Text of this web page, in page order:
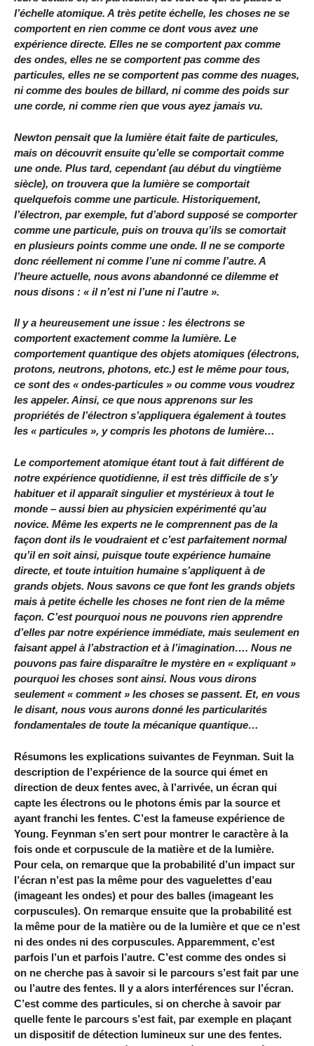
l’échelle atomique. A très petite échelle, les choses ne se
comportent en rien comme ce dont vous avez une
expérience directe. Elles ne se comportent pax comme
des ondes, elles ne se comportent pas comme des
particules, elles ne se comportent pas comme des nuages,
ni comme des boules de billard, ni comme des poids sur
une corde, ni comme rien que vous ayez jamais vu.
Newton pensait que la lumière était faite de particules,
mais on découvrit ensuite qu’elle se comportait comme
une onde. Plus tard, cependant (au début du vingtième
siècle), on trouvera que la lumière se comportait
quelquefois comme une particule. Historiquement,
l’électron, par exemple, fut d’abord supposé se comporter
comme une particule, puis on trouva qu’ils se comortait
en plusieurs points comme une onde. Il ne se comporte
donc réellement ni comme l’une ni comme l’autre. A
l’heure actuelle, nous avons abandonné ce dilemme et
nous disons : « il n’est ni l’une ni l’autre ».
Il y a heureusement une issue : les électrons se
comportent exactement comme la lumière. Le
comportement quantique des objets atomiques (électrons,
protons, neutrons, photons, etc.) est le même pour tous,
ce sont des « ondes-particules » ou comme vous voudrez
les appeler. Ainsi, ce que nous apprenons sur les
propriétés de l’électron s’appliquera également à toutes
les « particules », y compris les photons de lumière…
Le comportement atomique étant tout à fait différent de
notre expérience quotidienne, il est très difficile de s’y
habituer et il apparaît singulier et mystérieux à tout le
monde – aussi bien au physicien expérimenté qu’au
novice. Même les experts ne le comprennent pas de la
façon dont ils le voudraient et c’est parfaitement normal
qu’il en soit ainsi, puisque toute expérience humaine
directe, et toute intuition humaine s’appliquent à de
grands objets. Nous savons ce que font les grands objets
mais à petite échelle les choses ne font rien de la même
façon. C’est pourquoi nous ne pouvons rien apprendre
d’elles par notre expérience immédiate, mais seulement en
faisant appel à l’abstraction et à l’imagination…. Nous ne
pouvons pas faire disparaître le mystère en « expliquant »
pourquoi les choses sont ainsi. Nous vous dirons
seulement « comment » les choses se passent. Et, en vous
le disant, nous vous aurons donné les particularités
fondamentales de toute la mécanique quantique…
Résumons les explications suivantes de Feynman. Suit la
description de l’expérience de la source qui émet en
direction de deux fentes avec, à l’arrivée, un écran qui
capte les électrons ou le photons émis par la source et
ayant franchi les fentes. C’est la fameuse expérience de
Young. Feynman s’en sert pour montrer le caractère à la
fois onde et corpuscule de la matière et de la lumière.
Pour cela, on remarque que la probabilité d’un impact sur
l’écran n’est pas la même pour des vaguelettes d’eau
(imageant les ondes) et pour des balles (imageant les
corpuscules). On remarque ensuite que la probabilité est
la même pour de la matière ou de la lumière et que ce n’est
ni des ondes ni des corpuscules. Apparemment, c’est
parfois l’un et parfois l’autre. C’est comme des ondes si
on ne cherche pas à savoir si le parcours s’est fait par une
ou l’autre des fentes. Il y a alors interférences sur l’écran.
C’est comme des particules, si on cherche à savoir par
quelle fente le parcours s’est fait, par exemple en plaçant
un dispositif de détection lumineux sur une des fentes.